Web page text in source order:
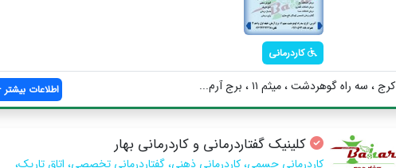
کاردرمانی
کرج ، سه راه گوهردشت ، میثم ۱۱ ، برج آرم... اطلاعات بیشتر
کلینیک گفتاردرمانی و کاردرمانی بهار
کاردرمانی جسمی، کاردرمانی ذهنی، گفتاردرمانی تخصصی، اتاق تاریک،